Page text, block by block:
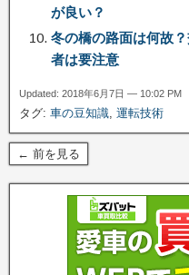
が良い？
冬の橋の路面は何故
者は要注意
Updated: 2018年6月7日 — 10:02 PM
タグ: 車の豆知識, 運転技術
← 前を見る